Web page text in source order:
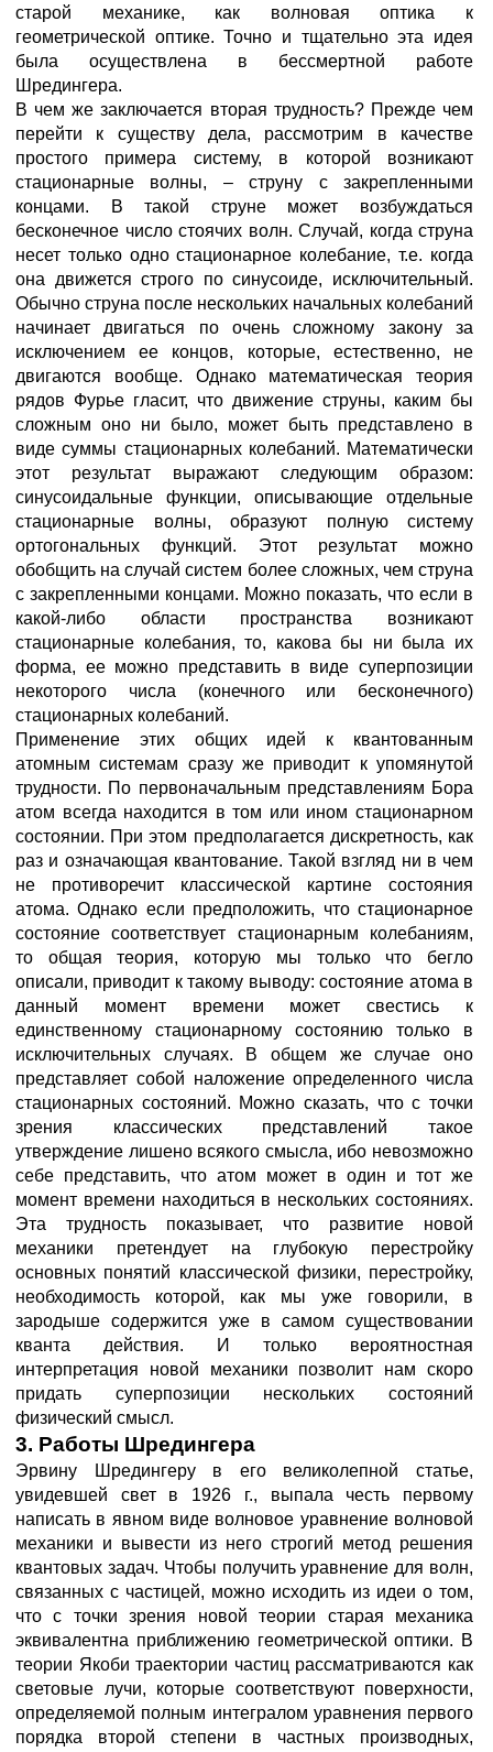
старой механике, как волновая оптика к
геометрической оптике. Точно и тщательно эта идея
была осуществлена в бессмертной работе
Шредингера.
В чем же заключается вторая трудность? Прежде чем
перейти к существу дела, рассмотрим в качестве
простого примера систему, в которой возникают
стационарные волны, – струну с закрепленными
концами. В такой струне может возбуждаться
бесконечное число стоячих волн. Случай, когда струна
несет только одно стационарное колебание, т.е. когда
она движется строго по синусоиде, исключительный.
Обычно струна после нескольких начальных колебаний
начинает двигаться по очень сложному закону за
исключением ее концов, которые, естественно, не
двигаются вообще. Однако математическая теория
рядов Фурье гласит, что движение струны, каким бы
сложным оно ни было, может быть представлено в
виде суммы стационарных колебаний. Математически
этот результат выражают следующим образом:
синусоидальные функции, описывающие отдельные
стационарные волны, образуют полную систему
ортогональных функций. Этот результат можно
обобщить на случай систем более сложных, чем струна
с закрепленными концами. Можно показать, что если в
какой-либо области пространства возникают
стационарные колебания, то, какова бы ни была их
форма, ее можно представить в виде суперпозиции
некоторого числа (конечного или бесконечного)
стационарных колебаний.
Применение этих общих идей к квантованным
атомным системам сразу же приводит к упомянутой
трудности. По первоначальным представлениям Бора
атом всегда находится в том или ином стационарном
состоянии. При этом предполагается дискретность, как
раз и означающая квантование. Такой взгляд ни в чем
не противоречит классической картине состояния
атома. Однако если предположить, что стационарное
состояние соответствует стационарным колебаниям,
то общая теория, которую мы только что бегло
описали, приводит к такому выводу: состояние атома в
данный момент времени может свестись к
единственному стационарному состоянию только в
исключительных случаях. В общем же случае оно
представляет собой наложение определенного числа
стационарных состояний. Можно сказать, что с точки
зрения классических представлений такое
утверждение лишено всякого смысла, ибо невозможно
себе представить, что атом может в один и тот же
момент времени находиться в нескольких состояниях.
Эта трудность показывает, что развитие новой
механики претендует на глубокую перестройку
основных понятий классической физики, перестройку,
необходимость которой, как мы уже говорили, в
зародыше содержится уже в самом существовании
кванта действия. И только вероятностная
интерпретация новой механики позволит нам скоро
придать суперпозиции нескольких состояний
физический смысл.
3. Работы Шредингера
Эрвину Шредингеру в его великолепной статье,
увидевшей свет в 1926 г., выпала честь первому
написать в явном виде волновое уравнение волновой
механики и вывести из него строгий метод решения
квантовых задач. Чтобы получить уравнение для волн,
связанных с частицей, можно исходить из идеи о том,
что с точки зрения новой теории старая механика
эквивалентна приближению геометрической оптики. В
теории Якоби траектории частиц рассматриваются как
световые лучи, которые соответствуют поверхности,
определяемой полным интегралом уравнения первого
порядка второй степени в частных производных,